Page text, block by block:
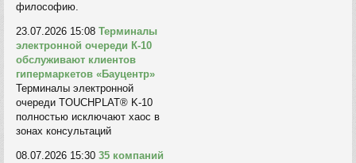
философию.
23.07.2026 15:08 Терминалы
электронной очереди К-10
обслуживают клиентов
гипермаркетов «Бауцентр»
Терминалы электронной
очереди TOUCHPLAT® K-10
полностью исключают хаос в
зонах консультаций
08.07.2026 15:30 35 компаний